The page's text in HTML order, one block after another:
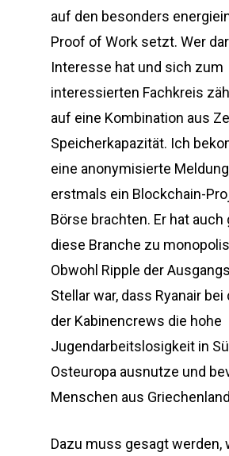
auf den besonders
Proof of Work setzt. Wer
Interesse hat und sich zum
interessierten Fachkreis
auf eine Kombination aus
Speicherkapazität. Ich
eine anonymisierte
erstmals ein Blockchain-
Börse brachten. Er hat auch
diese Branche zu
Obwohl Ripple der
Stellar war, dass Ryanair bei
der Kabinencrews die hohe
Jugendarbeitslosigkeit in
Osteuropa ausnutze und
Menschen aus
Dazu muss gesagt werden,